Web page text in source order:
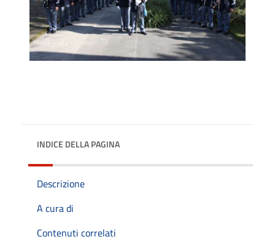
INDICE DELLA PAGINA
Descrizione
A cura di
Contenuti correlati